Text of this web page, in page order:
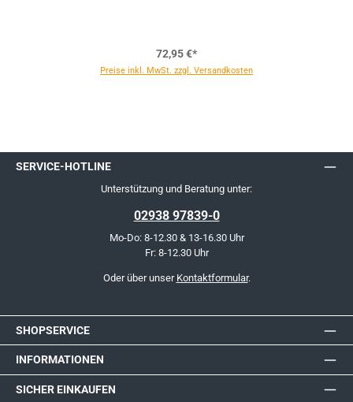
72,95 €*
Preise inkl. MwSt. zzgl. Versandkosten
SERVICE-HOTLINE
Unterstützung und Beratung unter:
02938 97839-0
Mo-Do: 8-12.30 & 13-16.30 Uhr
Fr: 8-12.30 Uhr
Oder über unser Kontaktformular.
SHOPSERVICE
INFORMATIONEN
SICHER EINKAUFEN